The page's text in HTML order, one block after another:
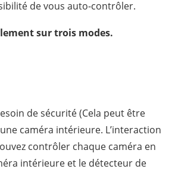
de vous auto-contrôler.
sur trois modes.
de sécurité (Cela peut être
caméra intérieure. L’interaction
contrôler chaque caméra en
intérieure et le détecteur de